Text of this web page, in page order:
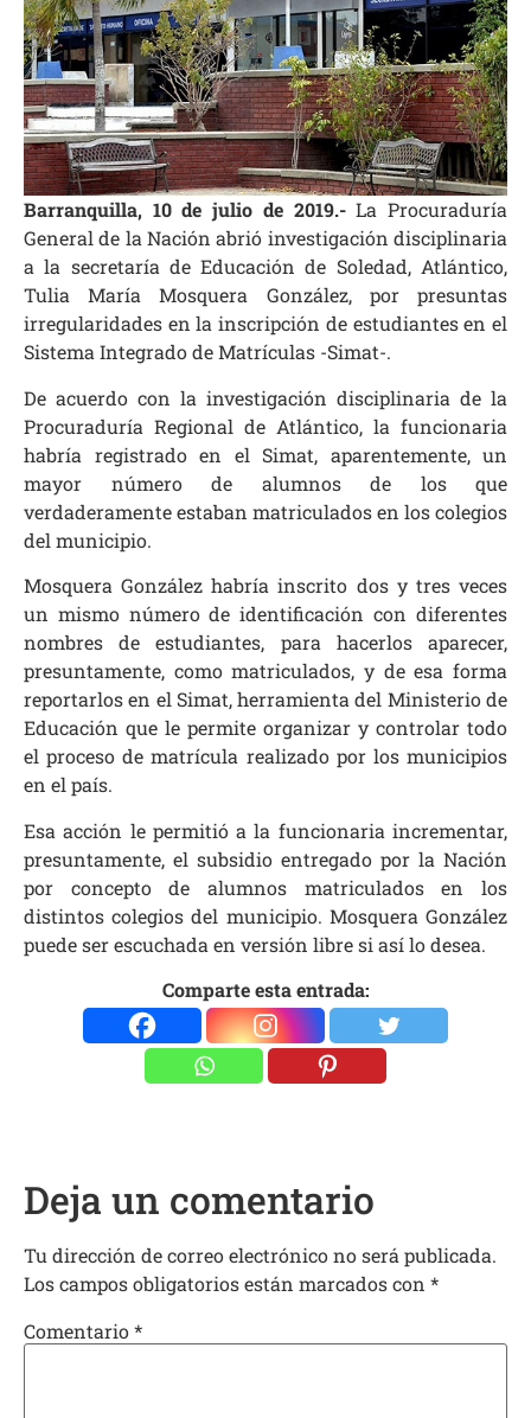
Barranquilla, 10 de julio de 2019.-La Procuraduría
General de la Nación abrió investigación disciplinaria
a la secretaría de Educación de Soledad, Atlántico,
Tulia María Mosquera González, por presuntas
irregularidades en la inscripción de estudiantes en el
Sistema Integrado de Matrículas -Simat-.
De acuerdo con la investigación disciplinaria de la
Procuraduría Regional de Atlántico, la funcionaria
habría registrado en el Simat, aparentemente, un
mayor número de alumnos de los que
verdaderamente estaban matriculados en los colegios
del municipio.
Mosquera González habría inscrito dos y tres veces
un mismo número de identificación con diferentes
nombres de estudiantes, para hacerlos aparecer,
presuntamente, como matriculados, y de esa forma
reportarlos en el Simat, herramienta del Ministerio de
Educación que le permite organizar y controlar todo
el proceso de matrícula realizado por los municipios
en el país.
Esa acción le permitió a la funcionaria incrementar,
presuntamente, el subsidio entregado por la Nación
por concepto de alumnos matriculados en los
distintos colegios del municipio. Mosquera González
puede ser escuchada en versión libre si así lo desea.
Comparte esta entrada:
Deja un comentario
Tu dirección de correo electrónico no será publicada.
Los campos obligatorios están marcados con *
Comentario*